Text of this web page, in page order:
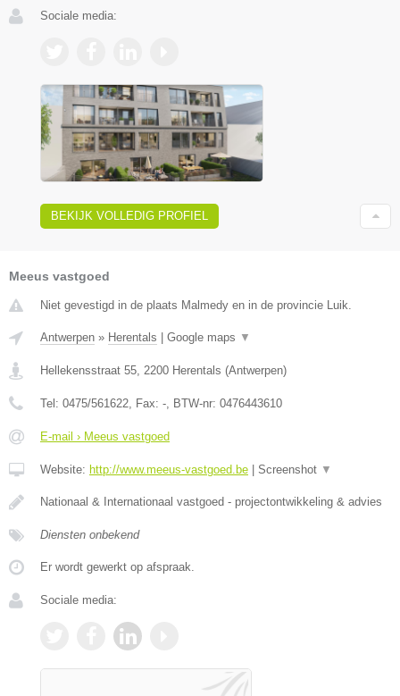
Sociale media:
BEKIJK VOLLEDIG PROFIEL
Meeus vastgoed
Niet gevestigd in de plaats Malmedy en in de provincie Luik.
Antwerpen » Herentals Google maps ▼
Hellekensstraat 55, 2200 Herentals (Antwerpen)
Tel: 0475/561622, Fax: -, BTW-nr: 0476443610
E-mail › Meeus vastgoed
Website: http://www.meeus-vastgoed.be Screenshot ▼
Nationaal & Internationaal vastgoed - projectontwikkeling & advies
Diensten onbekend
Er wordt gewerkt op afspraak.
Sociale media: